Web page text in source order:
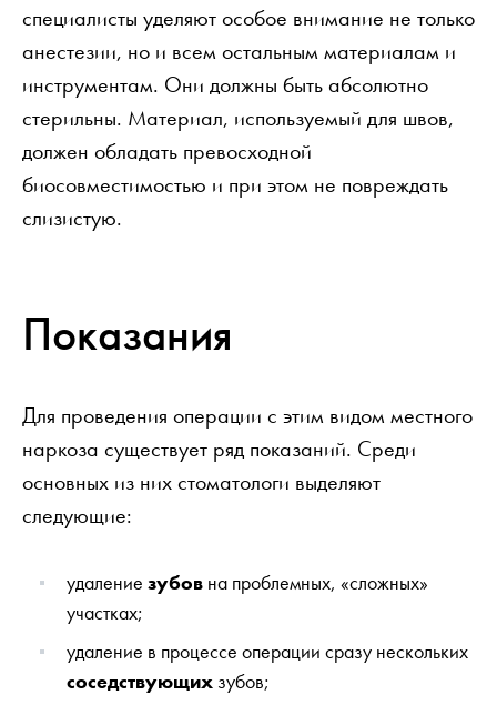
специалисты уделяют особое внимание не только
анестезии, но и всем остальным материалам и
инструментам. Они должны быть абсолютно
стерильны. Материал, используемый для швов,
должен обладать превосходной
биосовместимостью и при этом не повреждать
слизистую.
Показания
Для проведения операции с этим видом местного
наркоза существует ряд показаний. Среди
основных из них стоматологи выделяют
следующие:
удаление зубов на проблемных, «сложных»
участках;
удаление в процессе операции сразу нескольких
соседствующих зубов;